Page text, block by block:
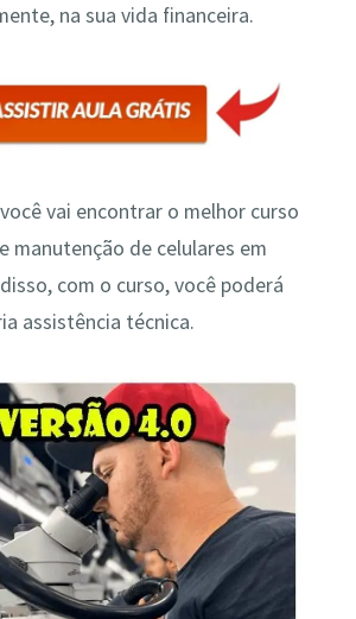
na sua vida financeira.
vai encontrar o melhor curso
manutenção de celulares em
com o curso, você poderá
assistência técnica.